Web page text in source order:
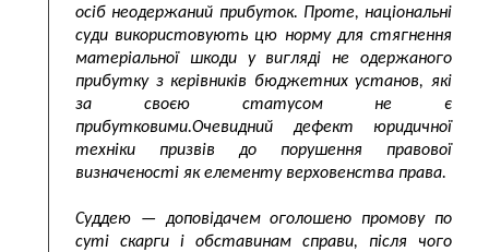
осіб неодержаний прибуток. Проте, національні
суди використовують цю норму для стягнення
матеріальної шкоди у вигляді не одержаного
прибутку з керівників бюджетних установ, які
за своєю статусом не є
прибутковими.Очевидний дефект юридичної
техніки призвів до порушення правової
визначеності як елементу верховенства права.
Суддею — доповідачем оголошено промову по
суті скарги і обставинам справи, після чого